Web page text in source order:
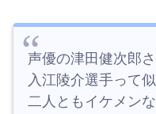
声優の津田健次郎
入江陵介選手って
二人ともイケメン